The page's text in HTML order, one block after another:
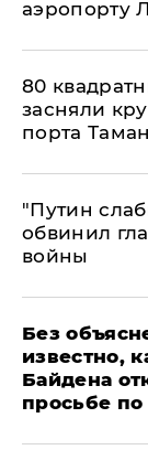
аэропорту
80
засняли
порта
​"Путин
обвинил
войны
Без
известно,
Байдена
просьбе